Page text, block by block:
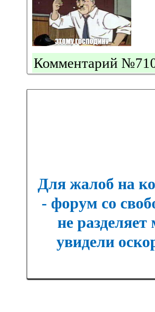
Комментарий
Для жалоб на
- форум со
не
увидели